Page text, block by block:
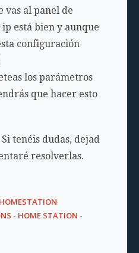
vas al panel de
está bien y aunque
configuración
los parámetros
que hacer esto
tenéis dudas, dejad
resolverlas.
- HOME STATION -